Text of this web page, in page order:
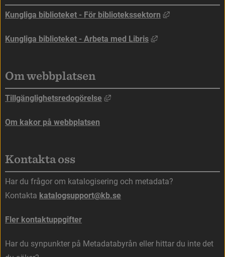
Kungliga biblioteket - För bibliotekssektorn Länk till annan
Kungliga biblioteket - Arbeta med Libris Länk till annan
Om webbplatsen
Tillgänglighetsredogörelse Länk till annan webbplats,
Om kakor på webbplatsen
Kontakta oss
Har du frågor om katalogisering och metadata?
Kontakta katalogsupport@kb.se
Fler kontaktuppgifter
Har du synpunkter på Metadatabyrån eller hittar du inte det